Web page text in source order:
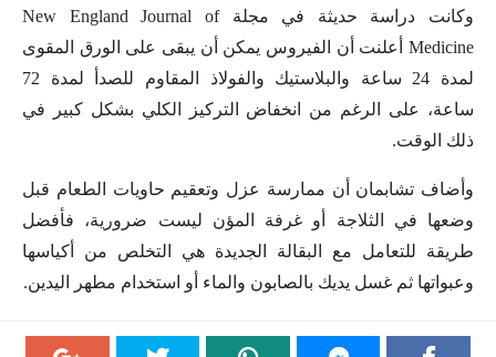
وكانت دراسة حديثة في مجلة New England Journal of
Medicine أعلنت أن الفيروس يمكن أن يبقى على الورق المقوى
لمدة 24 ساعة والبلاستيك والفولاذ المقاوم للصدأ لمدة 72
ساعة، على الرغم من انخفاض التركيز الكلي بشكل كبير في
ذلك الوقت.
وأضاف تشابمان أن ممارسة عزل وتعقيم حاويات الطعام قبل
وضعها في الثلاجة أو غرفة المؤن ليست ضرورية، فأفضل
طريقة للتعامل مع البقالة الجديدة هي التخلص من أكياسها
وعبواتها ثم غسل يديك بالصابون والماء أو استخدام مطهر اليدين.